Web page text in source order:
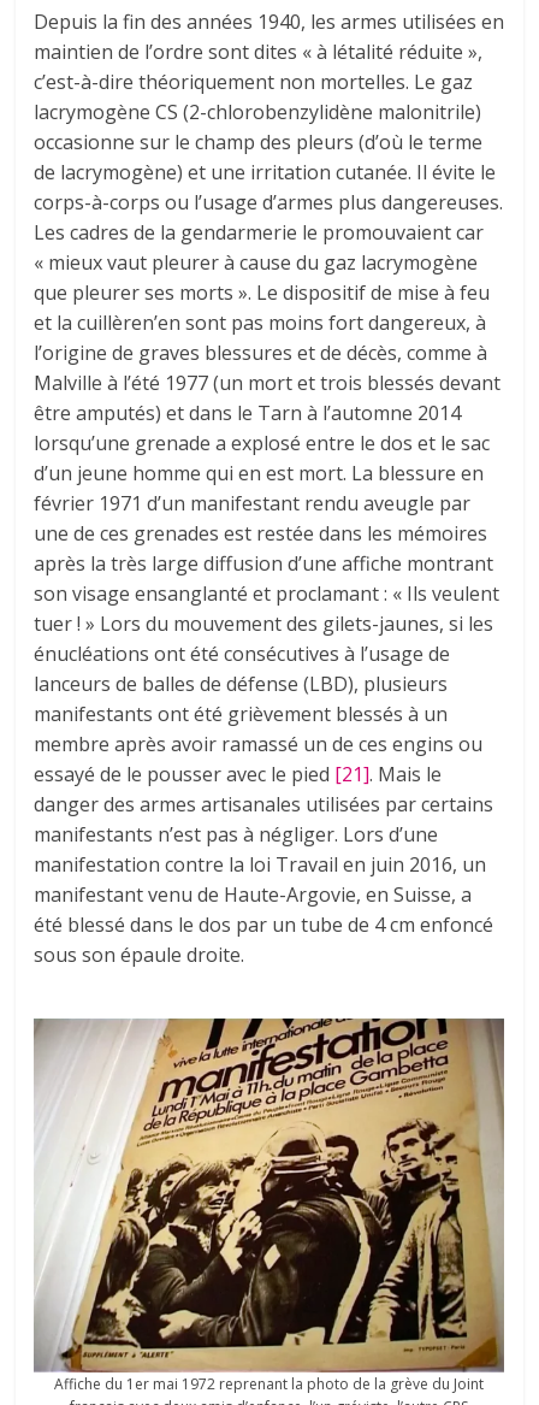
Depuis la fin des années 1940, les armes utilisées en
maintien de l’ordre sont dites « à létalité réduite »,
c’est-à-dire théoriquement non mortelles. Le gaz
lacrymogène CS (2-chlorobenzylidène malonitrile)
occasionne sur le champ des pleurs (d’où le terme
de lacrymogène) et une irritation cutanée. Il évite le
corps-à-corps ou l’usage d’armes plus dangereuses.
Les cadres de la gendarmerie le promouvaient car
« mieux vaut pleurer à cause du gaz lacrymogène
que pleurer ses morts ». Le dispositif de mise à feu
et la cuillèren’en sont pas moins fort dangereux, à
l’origine de graves blessures et de décès, comme à
Malville à l’été 1977 (un mort et trois blessés devant
être amputés) et dans le Tarn à l’automne 2014
lorsqu’une grenade a explosé entre le dos et le sac
d’un jeune homme qui en est mort. La blessure en
février 1971 d’un manifestant rendu aveugle par
une de ces grenades est restée dans les mémoires
après la très large diffusion d’une affiche montrant
son visage ensanglanté et proclamant : « Ils veulent
tuer ! » Lors du mouvement des gilets-jaunes, si les
énucléations ont été consécutives à l’usage de
lanceurs de balles de défense (LBD), plusieurs
manifestants ont été grièvement blessés à un
membre après avoir ramassé un de ces engins ou
essayé de le pousser avec le pied [21]. Mais le
danger des armes artisanales utilisées par certains
manifestants n’est pas à négliger. Lors d’une
manifestation contre la loi Travail en juin 2016, un
manifestant venu de Haute-Argovie, en Suisse, a
été blessé dans le dos par un tube de 4 cm enfoncé
sous son épaule droite.
Affiche du 1er mai 1972 reprenant la photo de la grève du Joint